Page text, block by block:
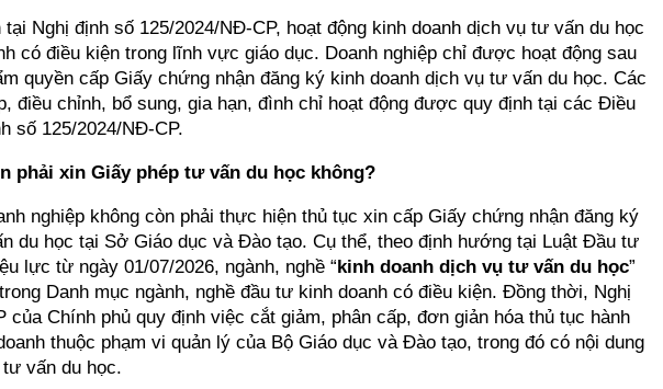
tại Nghị định số 125/2024/NĐ-CP, hoạt động kinh doanh dịch vụ tư vấn du học
có điều kiện trong lĩnh vực giáo dục. Doanh nghiệp chỉ được hoạt động sau
quyền cấp Giấy chứng nhận đăng ký kinh doanh dịch vụ tư vấn du học. Các
điều chỉnh, bổ sung, gia hạn, đình chỉ hoạt động được quy định tại các Điều
số 125/2024/NĐ-CP.
phải xin Giấy phép tư vấn du học không?
nghiệp không còn phải thực hiện thủ tục xin cấp Giấy chứng nhận đăng ký
du học tại Sở Giáo dục và Đào tạo. Cụ thể, theo định hướng tại Luật Đầu tư
lực từ ngày 01/07/2026, ngành, nghề “kinh doanh dịch vụ tư vấn du học”
Danh mục ngành, nghề đầu tư kinh doanh có điều kiện. Đồng thời, Nghị
của Chính phủ quy định việc cắt giảm, phân cấp, đơn giản hóa thủ tục hành
thuộc phạm vi quản lý của Bộ Giáo dục và Đào tạo, trong đó có nội dung
vấn du học.